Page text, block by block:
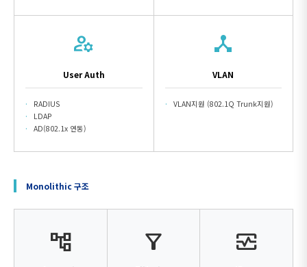
manage_accounts
User Auth
RADIUS
LDAP
AD(802.1x 연동)
device_hub
VLAN
VLAN지원 (802.1Q Trunk지원)
Monolithic 구조
account_tree filter_alt monitor_heart